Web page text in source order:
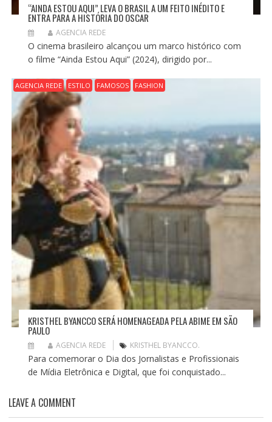
“AINDA ESTOU AQUI” LEVA O BRASIL A UM FEITO INÉDITO E
ENTRA PARA A HISTÓRIA DO OSCAR
AGENCIA REDE
O cinema brasileiro alcançou um marco histórico com
o filme “Ainda Estou Aqui” (2024), dirigido por...
AGENCIA REDE ESTILO FAMOSOS FASHION
KRISTHEL BYANCCO SERÁ HOMENAGEADA PELA ABIME EM SÃO
PAULO
AGENCIA REDE KRISTHEL BYANCCO.
Para comemorar o Dia dos Jornalistas e Profissionais
de Mídia Eletrônica e Digital, que foi conquistado...
LEAVE A COMMENT